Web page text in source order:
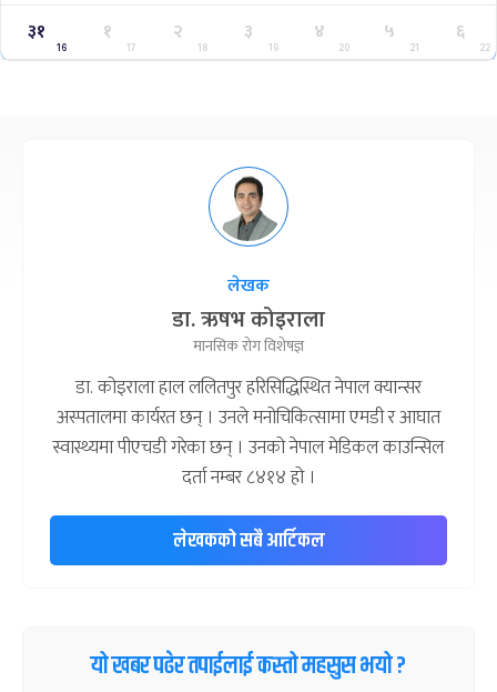
३१
16
१
17
२
18
३
19
४
20
५
21
६
22
लेखक
डा. ऋषभ कोइराला
मानसिक रोग विशेषज्ञ
डा. कोइराला हाल ललितपुर हरिसिद्धिस्थित नेपाल क्यान्सर
अस्पतालमा कार्यरत छन् । उनले मनोचिकित्सामा एमडी र आघात
स्वास्थ्यमा पीएचडी गरेका छन् । उनको नेपाल मेडिकल काउन्सिल
दर्ता नम्बर ८४१४ हो ।
लेखकको सबै आर्टिकल
यो खबर पढेर तपाईलाई कस्तो महसुस भयो ?